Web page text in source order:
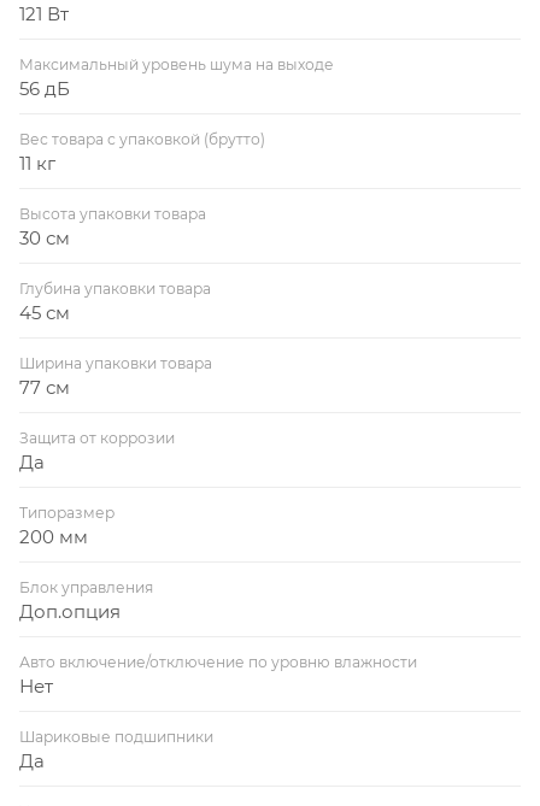
121 Вт
Максимальный уровень шума на выходе
56 дБ
Вес товара с упаковкой (брутто)
11 кг
Высота упаковки товара
30 см
Глубина упаковки товара
45 см
Ширина упаковки товара
77 см
Защита от коррозии
Да
Типоразмер
200 мм
Блок управления
Доп.опция
Авто включение/отключение по уровню влажности
Нет
Шариковые подшипники
Да